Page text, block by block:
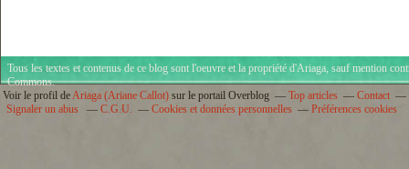
Tous les textes et contenus de ce blog sont l'oeuvre et la propriété d'Ariaga, sauf mention
Commons.
Voir le profil deAriaga (Ariane Callot) sur le portail Overblog Top articles
Contact
Signaler un abus
C.G.U. Cookies et données personnelles Préférences cookies